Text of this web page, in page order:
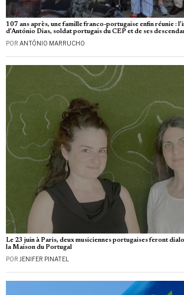
107 ans après, une famille franco-portugaise enfin réunie :
d’António Dias, soldat portugais du CEP et de ses
POR ANTÓNIO MARRUCHO
Le 23 juin à Paris, deux musiciennes portugaises feront
la Maison du Portugal
POR JENIFER PINATEL